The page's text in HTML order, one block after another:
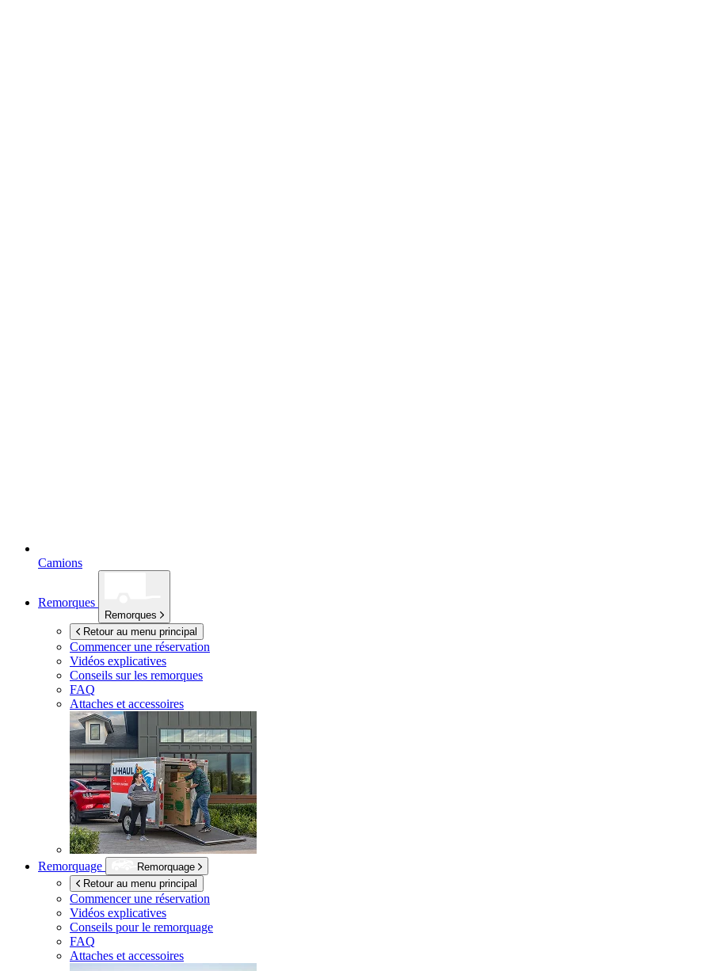
Camions
Remorques
Remorques
Retour au menu principal
Commencer une réservation
Vidéos explicatives
Conseils sur les remorques
FAQ
Attaches et accessoires
Remorquage
Remorquage
Retour au menu principal
Commencer une réservation
Vidéos explicatives
Conseils pour le remorquage
FAQ
Attaches et accessoires